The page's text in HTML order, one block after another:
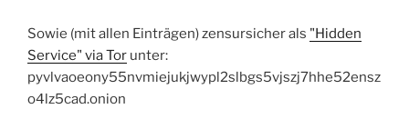
Sowie (mit allen Einträgen) zensursicher als "Hidden
Service" via Tor unter:
pyvlvaoeony55nvmiejukjwypl2slbgs5vjszj7hhe52ensz
o4lz5cad.onion